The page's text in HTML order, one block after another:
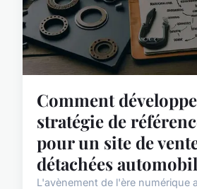
Comment
stratégie de
pour un site de
détachées
L'avènement de l'ère numérique